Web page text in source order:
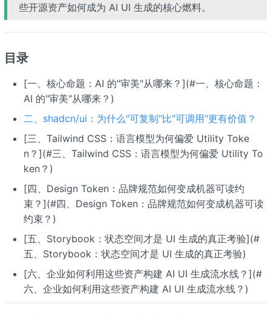
些开源资产如何成为 AI UI 生成的核心燃料。
目录
[一、核心命题：AI 的"审美"从哪来？](#一、核心命题：
AI 的"审美"从哪来？)
二、shadcn/ui：为什么"可复制"比"可调用"更有价值？
[三、Tailwind CSS：语言模型为何偏爱 Utility Toke
n？](#三、Tailwind CSS：语言模型为何偏爱 Utility To
ken？)
[四、Design Token：品牌规范如何变成机器可读约
束？](#四、Design Token：品牌规范如何变成机器可读
约束？)
[五、Storybook：状态空间才是 UI 生成的真正考验](#
五、Storybook：状态空间才是 UI 生成的真正考验)
[六、企业如何利用这些资产构建 AI UI 生成流水线？](#
六、企业如何利用这些资产构建 AI UI 生成流水线？)